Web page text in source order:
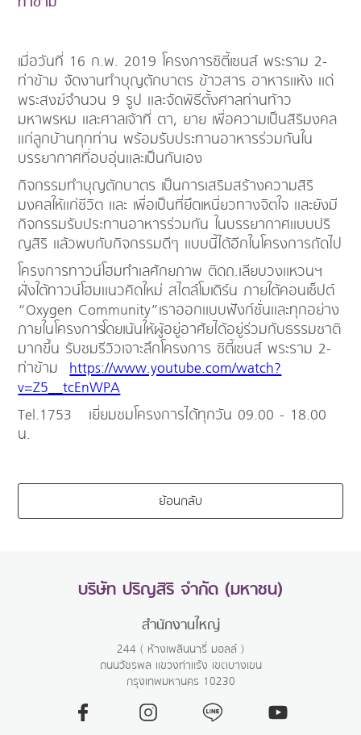
เมื่อวันที่ 16 ก.พ. 2019 โครงการซิตี้เซนส์ พระราม 2-
ท่าข้าม จัดงานทำบุญตักบาตร ข้าวสาร อาหารแห้ง แด่
พระสงฆ์จำนวน 9 รูป และจัดพิธีตั้งศาลท่านท้าว
มหาพรหม และศาลเจ้าที่ ตา, ยาย เพื่อความเป็นสิริมงคล
แก่ลูกบ้านทุกท่าน พร้อมรับประทานอาหารร่วมกันใน
บรรยากาศที่อบอุ่นและเป็นกันเอง
กิจกรรมทำบุญตักบาตร เป็นการเสริมสร้างความสิริ
มงคลให้แก่ชีวิต และ เพื่อเป็นที่ยึดเหนี่ยวทางจิตใจ และยังมี
กิจกรรมรับประทานอาหารร่วมกัน ในบรรยากาศแบบปริ
ญสิริ แล้วพบกับกิจกรรมดีๆ แบบนี้ได้อีกในโครงการถัดไป
โครงการทาวน์โฮมทำเลศักยภาพ ติดถ.เลียบวงแหวนฯ
ฝั่งใต้ทาวน์โฮมแนวคิดใหม่ สไตล์โมเดิร์น ภายใต้คอนเซ็ปต์
“Oxygen Community”เราออกแบบฟังก์ชั่นและทุกอย่าง
ภายในโครงการโดยเน้นให้ผู้อยู่อาศัยได้อยู่ร่วมกับธรรมชาติ
มากขึ้น รับชมรีวิวเจาะลึกโครงการ ซิตี้เซนส์ พระราม 2-
ท่าข้าม https://www.youtube.com/watch?
v=Z5__tcEnWPA
Tel.1753 เยี่ยมชมโครงการได้ทุกวัน 09.00 - 18.00
น.
ย้อนกลับ
บริษัท ปริญสิริ จำกัด (มหาชน)
สำนักงานใหญ่
244 ( ห้างเพลินนารี่ มอลล์ )
ถนนวัชรพล แขวงท่าแร้ง เขตบางเขน
กรุงเทพมหานคร 10230